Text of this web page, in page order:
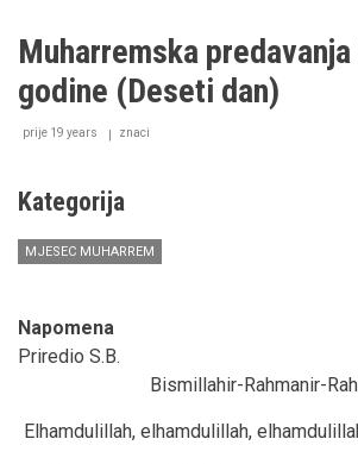
i
Ašure
Muharremska
godine (Deseti dan)
prije 19 years znaci
Kategorija
MJESEC MUHARREM
Napomena
Priredio S.B.
Bismillahir-Rahmanir-
Elhamdulillah, elhamdulillah,